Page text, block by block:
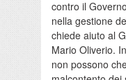
contro il
nella gestione
chiede aiuto al
Mario Oliverio.
non possono